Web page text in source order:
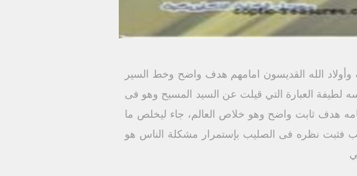
وأولاد الله القديسون امامهم هدف واضح وخط السير
لطيفة العبارة التي قيلت عن السيد المسيح وهو فى
هدف ثابت واضح وهو خلاص العالم، جاء ليخلص ما
فثبت نظره فى الصليب بإستمرار مشكلة الناس هو